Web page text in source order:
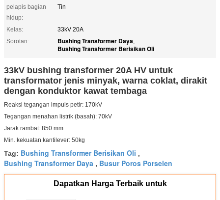
pelapis bagian
hidup:
Tin
Kelas:
33kV 20A
Sorotan:
Bushing Transformer Daya,
Bushing Transformer Berisikan Oli
33kV bushing transformer 20A HV untuk
transformator jenis minyak, warna coklat, dirakit
dengan konduktor kawat tembaga
Reaksi tegangan impuls petir: 170kV
Tegangan menahan listrik (basah): 70kV
Jarak rambat: 850 mm
Min. kekuatan kantilever: 50kg
Tag: Bushing Transformer Berisikan Oli ,
Bushing Transformer Daya , Busur Poros Porselen
Dapatkan Harga Terbaik untuk